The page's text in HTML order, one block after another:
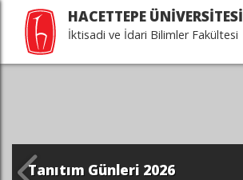
HACETTEPE ÜNİVERSİTESİ
İktisadi ve İdari Bilimler Fakültesi
Tanıtım Günleri 2026